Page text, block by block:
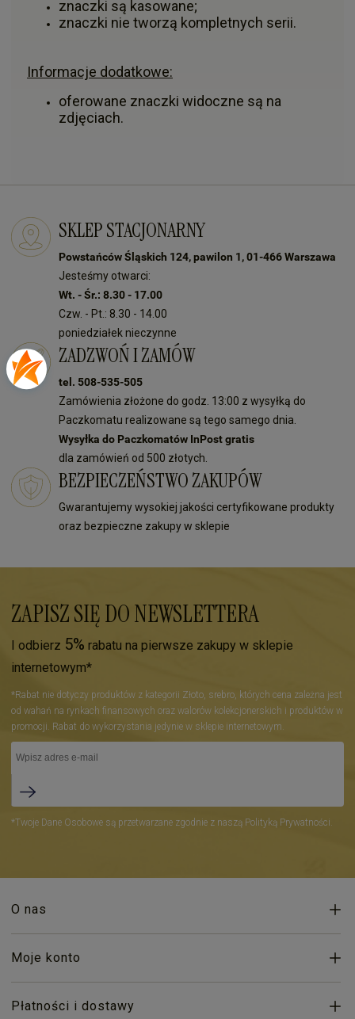
znaczki są kasowane;
znaczki nie tworzą kompletnych serii.
Informacje dodatkowe:
oferowane znaczki widoczne są na
zdjęciach.
SKLEP STACJONARNY
Powstańców Śląskich 124, pawilon 1, 01-466 Warszawa
Jesteśmy otwarci:
Wt. - Śr.: 8.30 - 17.00
Czw. - Pt.: 8.30 - 14.00
poniedziałek nieczynne
ZADZWOŃ I ZAMÓW
tel. 508-535-505
Zamówienia złożone do godz. 13:00 z wysyłką do
Paczkomatu realizowane są tego samego dnia.
Wysyłka do Paczkomatów InPost gratis
dla zamówień od 500 złotych.
BEZPIECZEŃSTWO ZAKUPÓW
Gwarantujemy wysokiej jakości certyfikowane produkty
oraz bezpieczne zakupy w sklepie
ZAPISZ SIĘ DO NEWSLETTERA
I odbierz 5% rabatu na pierwsze zakupy w sklepie
internetowym*
*Rabat nie dotyczy produktów z kategorii Złoto, srebro, których cena zależna jest
od wahań na rynkach finansowych oraz walorów kolekcjonerskich i produktów w
promocji. Rabat do wykorzystania jedynie w sklepie internetowym.
*Twoje Dane Osobowe są przetwarzane zgodnie z naszą Polityką Prywatności.
O nas
Moje konto
Płatności i dostawy